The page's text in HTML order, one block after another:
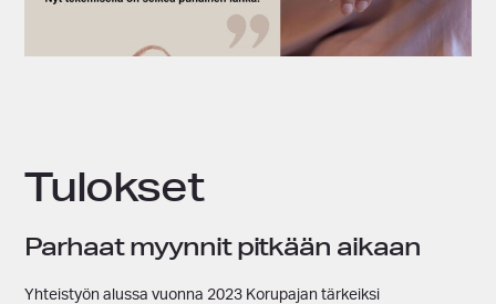
Tulokset
Parhaat myynnit pitkään aikaan
Yhteistyön alussa vuonna 2023 Korupajan tärkeiksi